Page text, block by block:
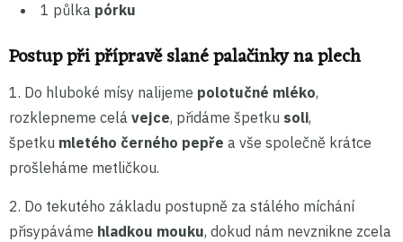
1 půlka pórku
Postup při přípravě slané palačinky na plech
1. Do hluboké mísy nalijeme polotučné mléko,
rozklepneme celá vejce, přidáme špetku soli,
špetku mletého černého pepře a vše společně krátce
prošleháme metličkou.
2. Do tekutého základu postupně za stálého míchání
přisypáváme hladkou mouku, dokud nám nevznikne zcela